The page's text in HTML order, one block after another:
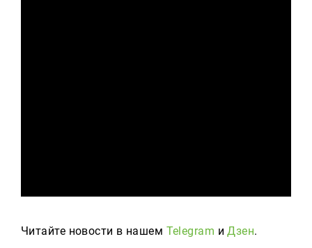
Читайте новости в нашем Telegram иДзен.